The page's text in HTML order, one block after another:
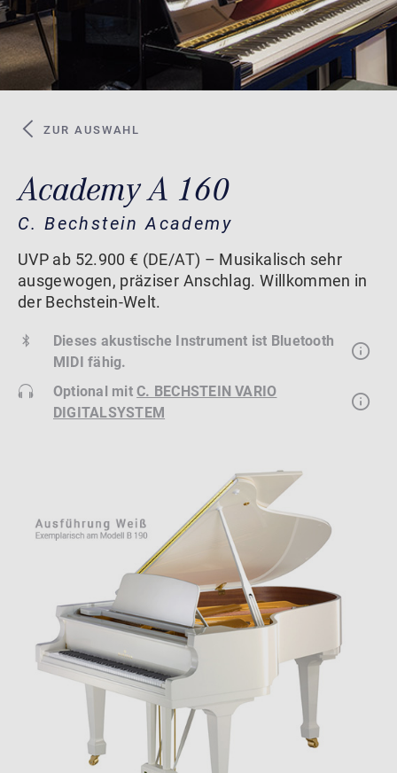
ZUR AUSWAHL
Academy A 160
C. Bechstein Academy
UVP ab 52.900 € (DE/AT) – Musikalisch sehr
ausgewogen, präziser Anschlag. Willkommen in
der Bechstein-Welt.
Dieses akustische Instrument ist Bluetooth
MIDI fähig.
Optional mitC. BECHSTEIN VARIO
DIGITALSYSTEM